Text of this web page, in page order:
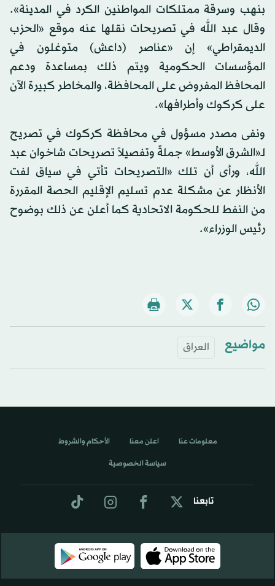
بنهب وسرقة ممتلكات المواطنين الكرد في المدينة».
وقال عبد الله في تصريحات نقلها عنه موقع «الحزب
الديمقراطي» إن «عناصر (داعش) متوغلون في
المؤسسات الحكومية ويتم ذلك بمساعدة ودعم
المحافظ المفروض على المحافظة، والمخاطر كبيرة الآن
على كركوك وأطرافها».
ونفى مصدر مسؤول في محافظة كركوك في تصريح
لـ«الشرق الأوسط» جملةً وتفصيلاً تصريحات شاخوان عبد
الله، ورأى أن تلك «التصريحات تأتي في سياق لفت
الأنظار عن مشكلة عدم تسليم الإقليم الحصة المقررة
من النفط للحكومة الاتحادية كما أعلن عن ذلك بوضوح
رئيس الوزراء».
مواضيع العراق
تابعنا
معلومات عنا اعلن معنا الأحكام والشروط
سياسة الخصوصية